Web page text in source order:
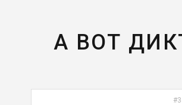
А ВОТ